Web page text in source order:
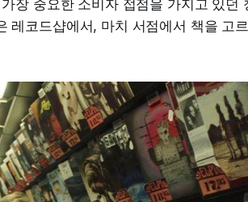
장 중요한 소비자 접점을 가지고 있던
레코드샵에서, 마치 서점에서 책을 고